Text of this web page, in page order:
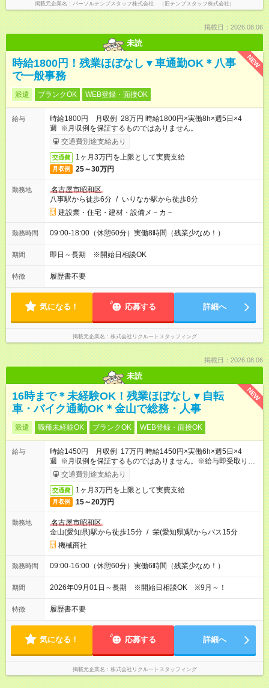
掲載元企業名 パーソルテンプスタッフ株式会社 （旧テンプスタッフ株式会社）
掲載日：2026.08.06
未読
NEW
時給1800円！残業ほぼなし▼車通勤OK＊八事
で一般事務
派遣 ブランクOK WEB登録・面接OK
給与
時給1800円 月収例 28万円 時給1800円×実働8h×週5日×4
週 ※月収例を保証するものではありません。
交通費別途支給あり
交通費 1ヶ月3万円を上限として実費支給
月収例 25～30万円
勤務地
名古屋市昭和区
八事駅から徒歩6分 / いりなか駅から徒歩8分
建設業・住宅・建材・設備メ－カ－
勤務時間 09:00-18:00（休憩60分）実働8時間（残業少なめ！）
期間 即日～長期 ※開始日相談OK
特徴 履歴書不要
気になる！ 応募する 詳細へ
掲載元企業名 株式会社リクルートスタッフィング
掲載日：2026.08.06
未読
NEW
16時まで＊未経験OK！残業ほぼなし▼自転
車・バイク通勤OK＊金山で総務・人事
派遣 職種未経験OK ブランクOK WEB登録・面接OK
給与
時給1450円 月収例 17万円 時給1450円×実働6h×週5日×4
週 ※月収例を保証するものではありません。※給与即受取りサ
ービス利用可（利用条件有）
交通費別途支給あり
交通費 1ヶ月3万円を上限として実費支給
月収例 15～20万円
勤務地
名古屋市昭和区
金山(愛知県)駅から徒歩15分 / 栄(愛知県)駅からバス15分
機械商社
勤務時間 09:00-16:00（休憩60分）実働6時間（残業少なめ！）
期間 2026年09月01日～長期 ※開始日相談OK ※9月～！
特徴 履歴書不要
気になる！ 応募する 詳細へ
掲載元企業名 株式会社リクルートスタッフィング